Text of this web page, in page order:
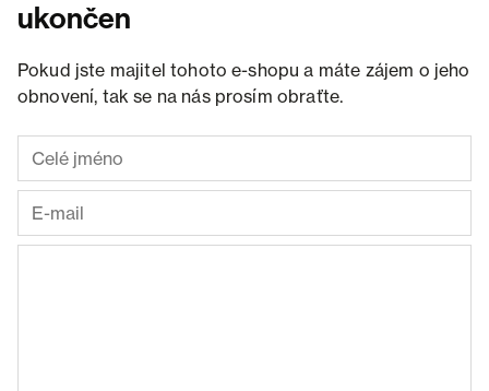
ukončen
Pokud jste majitel tohoto e-shopu a máte zájem o jeho
obnovení, tak se na nás prosím obraťte.